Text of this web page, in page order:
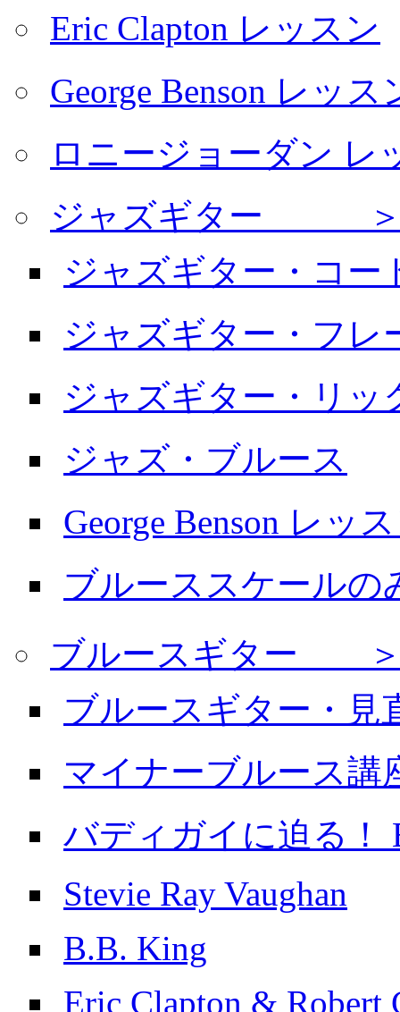
Eric Clapton レッスン
George Benson レッス
ロニージョーダン レ
ジャズギター ＞
ジャズギター・コー
ジャズギター・フレ
ジャズギター・リッ
ジャズ・ブルース
George Benson レッ
ブルーススケールの
ブルースギター ＞
ブルースギター・見
マイナーブルース講
バディガイに迫る！
Stevie Ray Vaughan
B.B. King
Eric Clapton & Robert